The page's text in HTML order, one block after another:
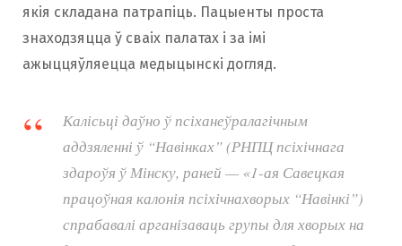
якія складана патрапіць. Пацыенты проста
знаходзяцца ў сваіх палатах і за імі
ажыццяўляецца медыцынскі догляд.
Калісьці даўно ў псіханеўралагічным
аддзяленні ў “Навінках” (РНПЦ псіхічнага
здароўя ў Мінску, раней — «1-ая Савецкая
працоўная калонія псіхічнахворых “Навінкі”)
спрабавалі арганізаваць групы для хворых на